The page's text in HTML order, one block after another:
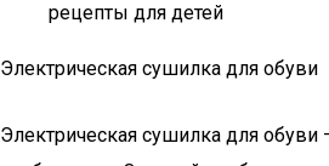
рецепты для детей
Электрическая сушилка для обуви
Электрическая сушилка для обуви